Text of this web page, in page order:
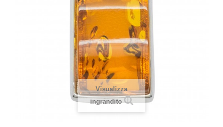
Visualizza
ingrandito